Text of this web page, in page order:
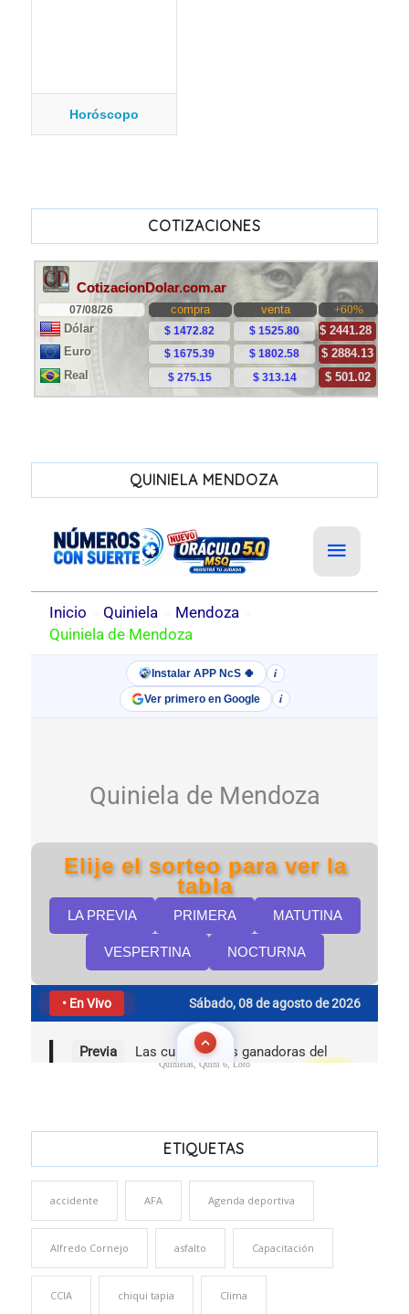
Horóscopo
COTIZACIONES
QUINIELA MENDOZA
Quinielas, Quini 6, Loto
ETIQUETAS
accidente AFA Agenda deportiva
Alfredo Cornejo asfalto Capacitación
CCIA chiqui tapia Clima